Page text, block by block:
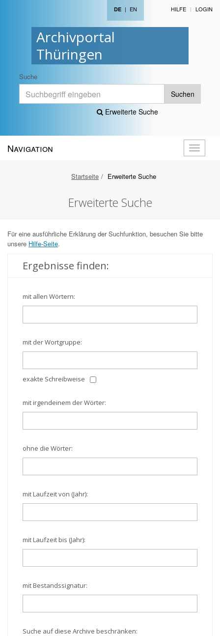
Archivportal
Thüringen
DE | EN HILFE LOGIN
Suche
Suchen
Erweiterte Suche
öffnen
Navigation
Startseite Erweiterte Suche
Erweiterte Suche
Für eine ausführliche Erklärung der Suchfunktion, besuchen Sie bitte
unsere Hilfe-Seite.
Ergebnisse finden:
mit allen Wörtern:
mit der Wortgruppe:
exakte Schreibweise
mit irgendeinem der Wörter:
ohne die Wörter:
mit Laufzeit von (Jahr):
mit Laufzeit bis (Jahr):
mit Bestandssignatur:
Suche auf diese Archive beschränken: